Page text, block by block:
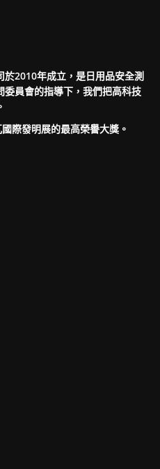
2010年成立，是日用品安全測
員會的指導下，我們把高科技
際發明展的最高榮譽大獎。